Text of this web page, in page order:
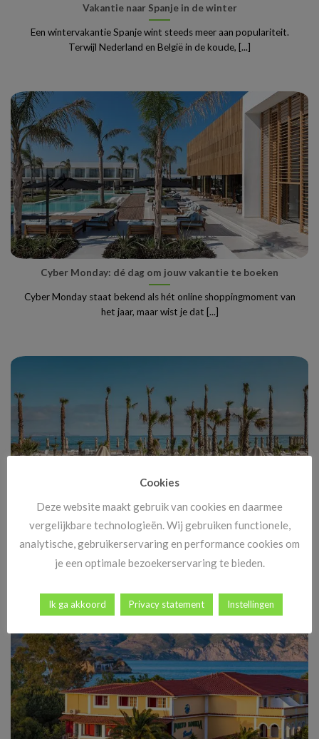
Vakantie naar Spanje in de winter
Een wintervakantie Spanje wint steeds meer aan populariteit.
Terwijl Nederland en België in de koude, [...]
Cyber Monday: dé dag om jouw vakantie te boeken
Cyber Monday staat bekend als hét online shoppingmoment van
het jaar, maar wist je dat [...]
Black Friday komt eraan, en dat betekent méér dan alleen
Cookies
Deze website maakt gebruik van cookies en daarmee
vergelijkbare technologieën. Wij gebruiken functionele,
analytische, gebruikerservaring en performance cookies om
je een optimale bezoekerservaring te bieden.
Ik ga akkoord Privacy statement Instellingen